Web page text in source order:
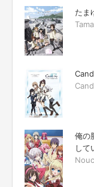
たま
俺の
して